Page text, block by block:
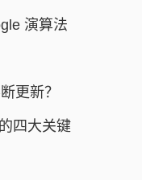
演算法
更新？
四大关键